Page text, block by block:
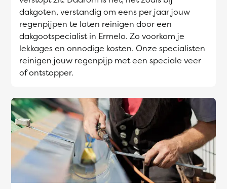
dakgoten, verstandig om eens per jaar jouw
regenpijpen te laten reinigen door een
dakgootspecialist in Ermelo. Zo voorkom je
lekkages en onnodige kosten. Onze specialisten
reinigen jouw regenpijp met een speciale veer
of ontstopper.